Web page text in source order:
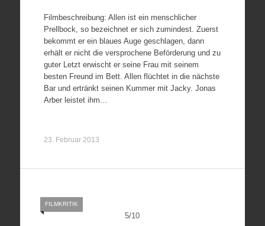
Filmbeschreibung: Allen ist ein menschlicher
Prellbock, so bezeichnet er sich zumindest. Zuerst
bekommt er ein blaues Auge geschlagen, dann
erhält er nicht die versprochene Beförderung und zu
guter Letzt erwischt er seine Frau mit seinem
besten Freund im Bett. Allen flüchtet in die nächste
Bar und ertränkt seinen Kummer mit Jacky. Jonas
Arber leistet ihm…
23. Februar 2013
5/10
FILMKRITIK